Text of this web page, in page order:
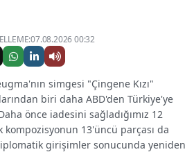
00:32
simgesi "Çingene Kızı"
biri daha ABD'den Türkiye'ye
önce iadesini sağladığımız 12
13'üncü parçası da
girişimler sonucunda yeniden